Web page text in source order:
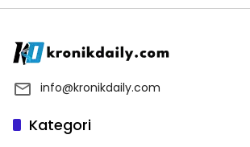
info@kronikdaily.com
Kategori